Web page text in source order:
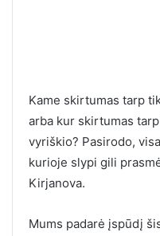
Kame skirtumas tarp
arba kur skirtumas
vyriškio? Pasirodo,
kurioje slypi gili
Kirjanova.
Mums padarė įspūdį